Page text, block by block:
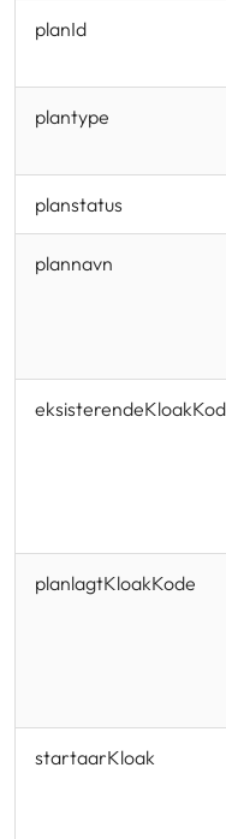
planId
plantype
planstatus
plannavn
planlagtKloakKode
startaarKloak